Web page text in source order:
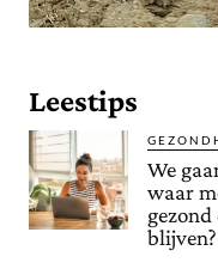
Leestips
We
waar
blijven?